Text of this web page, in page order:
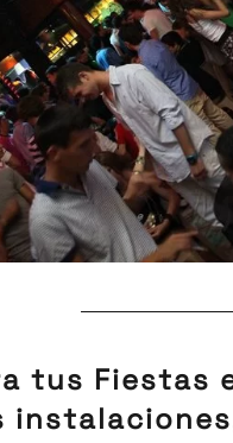
tus Fiestas